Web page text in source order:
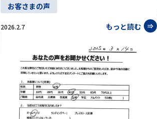
お客さまの声
2026.2.7 もっと読む